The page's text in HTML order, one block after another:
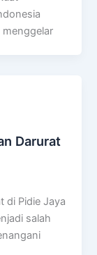
menggelar
Darurat
di Pidie Jaya
salah